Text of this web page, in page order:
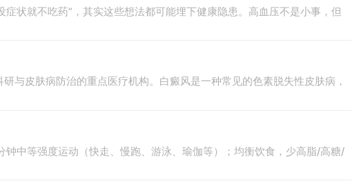
状就不吃药”，其实这些想法都可能埋下健康隐患。高血压不是小事，但
与皮肤病防治的重点医疗机构。白癜风是一种常见的色素脱失性皮肤病，
中等强度运动（快走、慢跑、游泳、瑜伽等）；均衡饮食，少高脂/高糖/